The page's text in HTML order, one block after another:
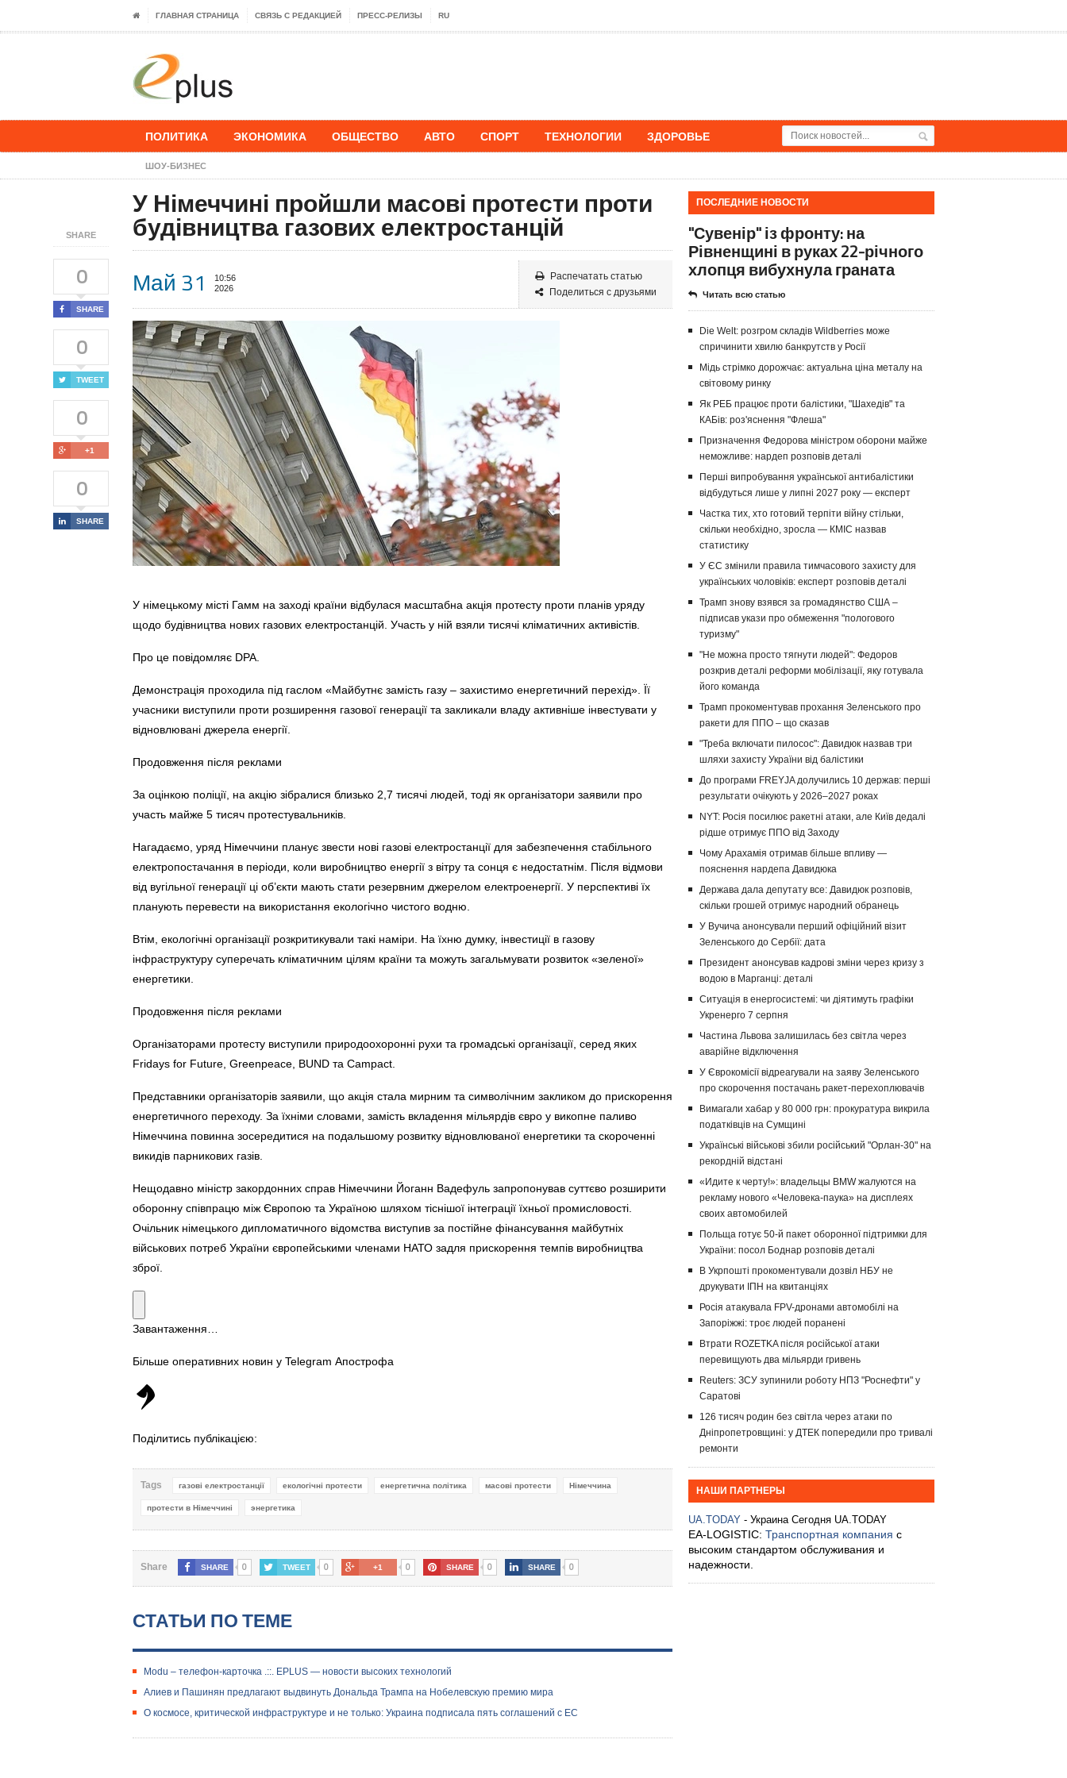
ГЛАВНАЯ СТРАНИЦА СВЯЗЬ С РЕДАКЦИЕЙ ПРЕСС-РЕЛИЗЫ RU
ПОЛИТИКА ЭКОНОМИКА ОБЩЕСТВО АВТО СПОРТ ТЕХНОЛОГИИ ЗДОРОВЬЕ
ШОУ-БИЗНЕС
SHARE
0
SHARE
0
TWEET
0
+1
0
SHARE
У Німеччині пройшли масові протести проти
будівництва газових електростанцій
Май 31
10:56
2026
Распечатать статью
Поделиться с друзьями
У німецькому місті Гамм на заході країни відбулася масштабна акція протесту проти планів уряду
щодо будівництва нових газових електростанцій. Участь у ній взяли тисячі кліматичних активістів.
Про це повідомляє DPA.
Демонстрація проходила під гаслом «Майбутнє замість газу – захистимо енергетичний перехід». Її
учасники виступили проти розширення газової генерації та закликали владу активніше інвестувати у
відновлювані джерела енергії.
Продовження після реклами
За оцінкою поліції, на акцію зібралися близько 2,7 тисячі людей, тоді як організатори заявили про
участь майже 5 тисяч протестувальників.
Нагадаємо, уряд Німеччини планує звести нові газові електростанції для забезпечення стабільного
електропостачання в періоди, коли виробництво енергії з вітру та сонця є недостатнім. Після відмови
від вугільної генерації ці об’єкти мають стати резервним джерелом електроенергії. У перспективі їх
планують перевести на використання екологічно чистого водню.
Втім, екологічні організації розкритикували такі наміри. На їхню думку, інвестиції в газову
інфраструктуру суперечать кліматичним цілям країни та можуть загальмувати розвиток «зеленої»
енергетики.
Продовження після реклами
Організаторами протесту виступили природоохоронні рухи та громадські організації, серед яких
Fridays for Future, Greenpeace, BUND та Campact.
Представники організаторів заявили, що акція стала мирним та символічним закликом до прискорення
енергетичного переходу. За їхніми словами, замість вкладення мільярдів євро у викопне паливо
Німеччина повинна зосередитися на подальшому розвитку відновлюваної енергетики та скороченні
викидів парникових газів.
Нещодавно міністр закордонних справ Німеччини Йоганн Вадефуль запропонував суттєво розширити
оборонну співпрацю між Європою та Україною шляхом тіснішої інтеграції їхньої промисловості.
Очільник німецького дипломатичного відомства виступив за постійне фінансування майбутніх
військових потреб України європейськими членами НАТО задля прискорення темпів виробництва
зброї.
Завантаження…
Більше оперативних новин у Telegram Апострофа
Поділитись публікацією:
Tags газові електростанції екологічні протести енергетична політика масові протести Німеччина
протести в Німеччині энергетика
Share SHARE 0 TWEET 0 +1 0 SHARE 0 SHARE 0
СТАТЬИ ПО ТЕМЕ
Modu – телефон-карточка .::. EPLUS — новости высоких технологий
Алиев и Пашинян предлагают выдвинуть Дональда Трампа на Нобелевскую премию мира
О космосе, критической инфраструктуре и не только: Украина подписала пять соглашений с ЕС
ПОСЛЕДНИЕ НОВОСТИ
"Сувенір" із фронту: на
Рівненщині в руках 22-річного
хлопця вибухнула граната
Читать всю статью
Die Welt: розгром складів Wildberries може
спричинити хвилю банкрутств у Росії
Мідь стрімко дорожчає: актуальна ціна металу на
світовому ринку
Як РЕБ працює проти балістики, "Шахедів" та
КАБів: роз'яснення "Флеша"
Призначення Федорова міністром оборони майже
неможливе: нардеп розповів деталі
Перші випробування української антибалістики
відбудуться лише у липні 2027 року — експерт
Частка тих, хто готовий терпіти війну стільки,
скільки необхідно, зросла — КМІС назвав
статистику
У ЄС змінили правила тимчасового захисту для
українських чоловіків: експерт розповів деталі
Трамп знову взявся за громадянство США –
підписав укази про обмеження "пологового
туризму"
"Не можна просто тягнути людей": Федоров
розкрив деталі реформи мобілізації, яку готувала
його команда
Трамп прокоментував прохання Зеленського про
ракети для ППО – що сказав
"Треба включати пилосос": Давидюк назвав три
шляхи захисту України від балістики
До програми FREYJA долучились 10 держав: перші
результати очікують у 2026–2027 роках
NYT: Росія посилює ракетні атаки, але Київ дедалі
рідше отримує ППО від Заходу
Чому Арахамія отримав більше впливу —
пояснення нардепа Давидюка
Держава дала депутату все: Давидюк розповів,
скільки грошей отримує народний обранець
У Вучича анонсували перший офіційний візит
Зеленського до Сербії: дата
Президент анонсував кадрові зміни через кризу з
водою в Марганці: деталі
Ситуація в енергосистемі: чи діятимуть графіки
Укренерго 7 серпня
Частина Львова залишилась без світла через
аварійне відключення
У Єврокомісії відреагували на заяву Зеленського
про скорочення постачань ракет-перехоплювачів
Вимагали хабар у 80 000 грн: прокуратура викрила
податківців на Сумщині
Українські військові збили російський "Орлан-30" на
рекордній відстані
«Идите к черту!»: владельцы BMW жалуются на
рекламу нового «Человека-паука» на дисплеях
своих автомобилей
Польща готує 50-й пакет оборонної підтримки для
України: посол Боднар розповів деталі
В Укрпошті прокоментували дозвіл НБУ не
друкувати ІПН на квитанціях
Росія атакувала FPV-дронами автомобілі на
Запоріжжі: троє людей поранені
Втрати ROZETKA після російської атаки
перевищують два мільярди гривень
Reuters: ЗСУ зупинили роботу НПЗ "Роснефти" у
Саратові
126 тисяч родин без світла через атаки по
Дніпропетровщині: у ДТЕК попередили про тривалі
ремонти
НАШИ ПАРТНЕРЫ
UA.TODAY - Украина Сегодня UA.TODAY
EA-LOGISTIC: Транспортная компания с
высоким стандартом обслуживания и
надежности.